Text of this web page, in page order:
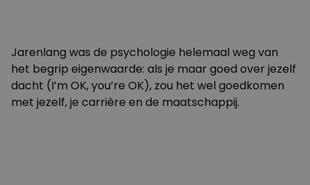
Jarenlang was de psychologie helemaal weg van
het begrip eigenwaarde: als je maar goed over jezelf
dacht (I’m OK, you’re OK), zou het wel goedkomen
met jezelf, je carrière en de maatschappij.